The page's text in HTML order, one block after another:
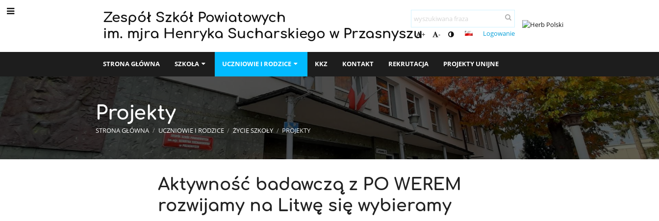
Zespół Szkół Powiatowych
im. mjra Henryka Sucharskiego w Przasnyszu+ - Logowanie
STRONA GŁÓWNA SZKOŁA UCZNIOWIE I RODZICE KKZ KONTAKT REKRUTACJA PROJEKTY UNIJNE
Projekty
STRONA GŁÓWNA / UCZNIOWIE I RODZICE / ŻYCIE SZKOŁY / PROJEKTY
ProjektyAktywność badawczą z PO WEREM
rozwijamy na Litwę się wybieramy